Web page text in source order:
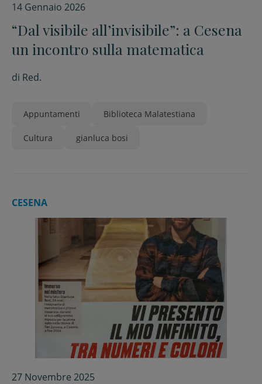
14 Gennaio 2026
“Dal visibile all’invisibile”: a Cesena
un incontro sulla matematica
di Red.
Appuntamenti Biblioteca Malatestiana
Cultura gianluca bosi
CESENA
27 Novembre 2025